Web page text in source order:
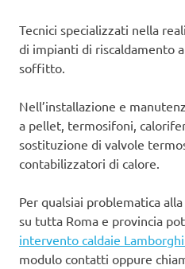
Tecnici specializzati nella
di impianti di riscaldamento
soffitto.
Nell’installazione e
a pellet, termosifoni,
sostituzione di valvole
contabilizzatori di calore.
Per qualsiai problematica
su tutta Roma e provincia
intervento caldaie
modulo contatti oppure